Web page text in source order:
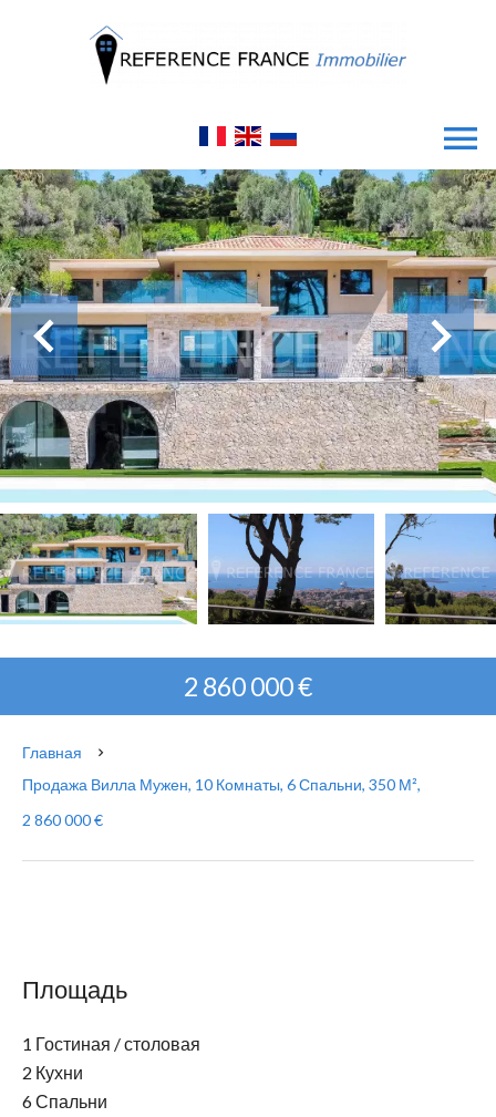
2 860 000 €
Главная
Продажа Вилла Мужен, 10 Комнаты, 6 Спальни, 350 М²,
2 860 000 €
Площадь
1 Гостиная / столовая
2 Кухни
6 Спальни